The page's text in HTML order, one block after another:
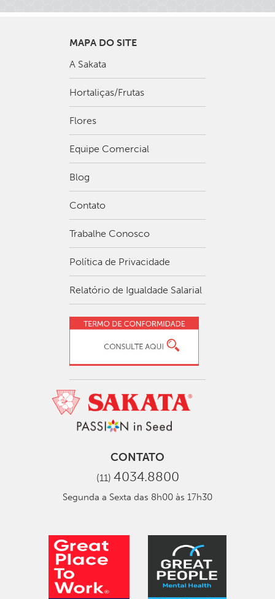
MAPA DO SITE
A Sakata
Hortaliças/Frutas
Flores
Equipe Comercial
Blog
Contato
Trabalhe Conosco
Política de Privacidade
Relatório de Igualdade Salarial
CONTATO
(11) 4034.8800
Segunda a Sexta das 8h00 às 17h30